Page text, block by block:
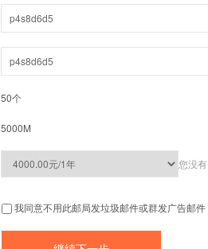
50个
5000M
您没
我同意不用此邮局发垃圾邮件或群发广告邮件